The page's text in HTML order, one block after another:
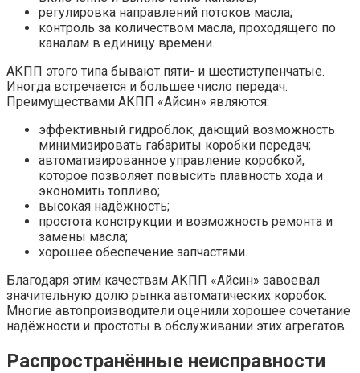
регулировка направлений потоков масла;
контроль за количеством масла, проходящего по
каналам в единицу времени.
АКПП этого типа бывают пяти- и шестиступенчатые.
Иногда встречается и большее число передач.
Преимуществами АКПП «Айсин» являются:
эффективный гидроблок, дающий возможность
минимизировать габариты коробки передач;
автоматизированное управление коробкой,
которое позволяет повысить плавность хода и
экономить топливо;
высокая надёжность;
простота конструкции и возможность ремонта и
замены масла;
хорошее обеспечение запчастями.
Благодаря этим качествам АКПП «Айсин» завоевал
значительную долю рынка автоматических коробок.
Многие автопроизводители оценили хорошее сочетание
надёжности и простоты в обслуживании этих агрегатов.
Распространённые неисправности